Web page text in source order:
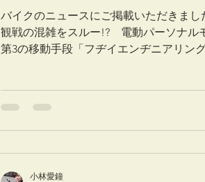
バイクのニュースにご掲載いただきまし
観戦の混雑をスルー!? 電動パーソナル
第3の移動手段「フヂイエンヂニアリン
小林愛鐘